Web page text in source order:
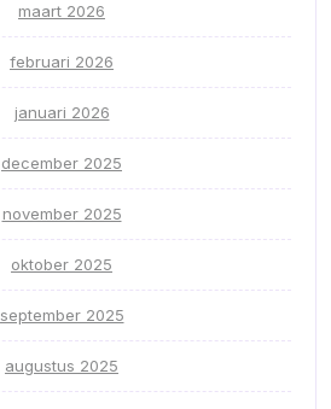
maart 2026
februari 2026
januari 2026
december 2025
november 2025
oktober 2025
september 2025
augustus 2025